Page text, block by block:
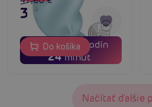
03 dní 17 hodín
24 minút
38,24 €
Do košíka
Načítať ďalšie